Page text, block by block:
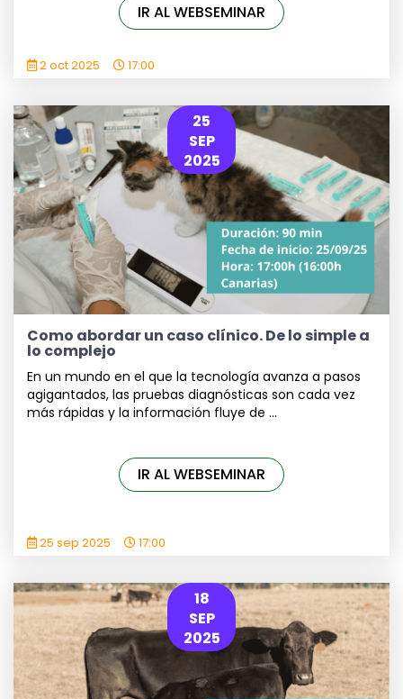
2 oct 2025 17:00
IR AL WEBSEMINAR
25
SEP
2025
Como abordar un caso clínico. De lo simple a
lo complejo
En un mundo en el que la tecnología avanza a pasos
agigantados, las pruebas diagnósticas son cada vez
más rápidas y la información fluye de ...
25 sep 2025 17:00
IR AL WEBSEMINAR
18
SEP
2025